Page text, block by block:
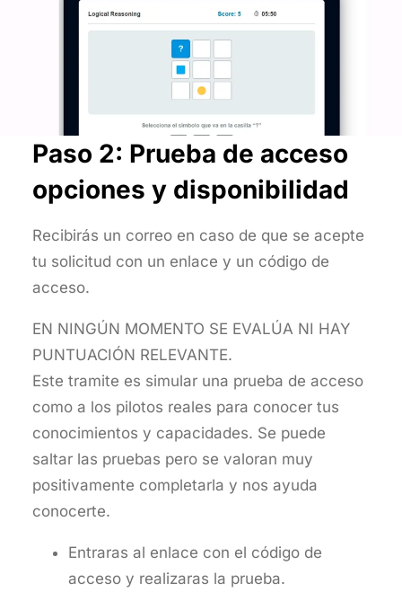
Paso 2: Prueba de acceso
opciones y disponibilidad
Recibirás un correo en caso de que se acepte
tu solicitud con un enlace y un código de
acceso.
EN NINGÚN MOMENTO SE EVALÚA NI HAY
PUNTUACIÓN RELEVANTE.
Este tramite es simular una prueba de acceso
como a los pilotos reales para conocer tus
conocimientos y capacidades. Se puede
saltar las pruebas pero se valoran muy
positivamente completarla y nos ayuda
conocerte.
Entraras al enlace con el código de
acceso y realizaras la prueba.